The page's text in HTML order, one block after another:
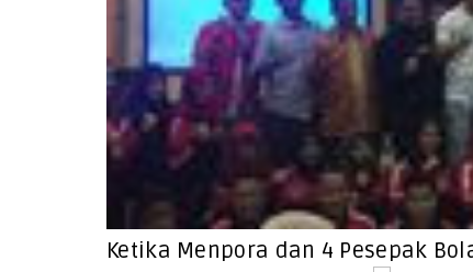
Ketika Menpora dan 4 Pesepak